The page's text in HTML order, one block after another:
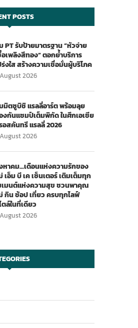
POSTS
PT รับป้ายมาตรฐาน “หัวจ่าย
อเพลิงสีทอง” ตอกย้ำบริการ
ร่งใส สร้างความเชื่อมั่นผู้บริโภค
2026
มิตซูบิชิ แรลลี่อาร์ต พร้อมลุย
งกันแชมป์เต็มพิกัด ในศึกเอเชีย
อสคันทรี แรลลี่ 2026
2026
หาคม…เดือนแห่งความรักของ
เอ็ม บี เค เซ็นเตอร์ เติมเต็มทุก
เมนต์แห่งความสุข ชวนพาคุณ
กิน ช้อป เที่ยว ครบทุกไลฟ์
ตล์ในที่เดียว
2026